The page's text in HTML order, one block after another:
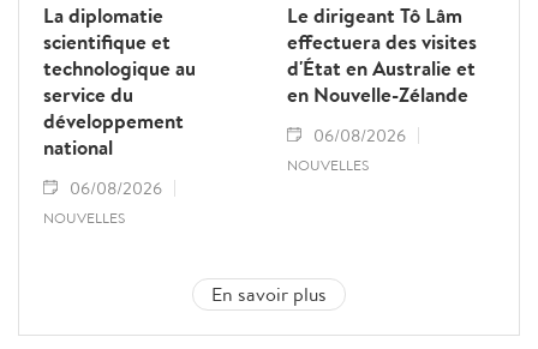
La diplomatie
scientifique et
technologique au
service du
développement
national
06/08/2026
NOUVELLES
Le dirigeant Tô Lâm
effectuera des visites
d'État en Australie et
en Nouvelle-Zélande
06/08/2026
NOUVELLES
En savoir plus